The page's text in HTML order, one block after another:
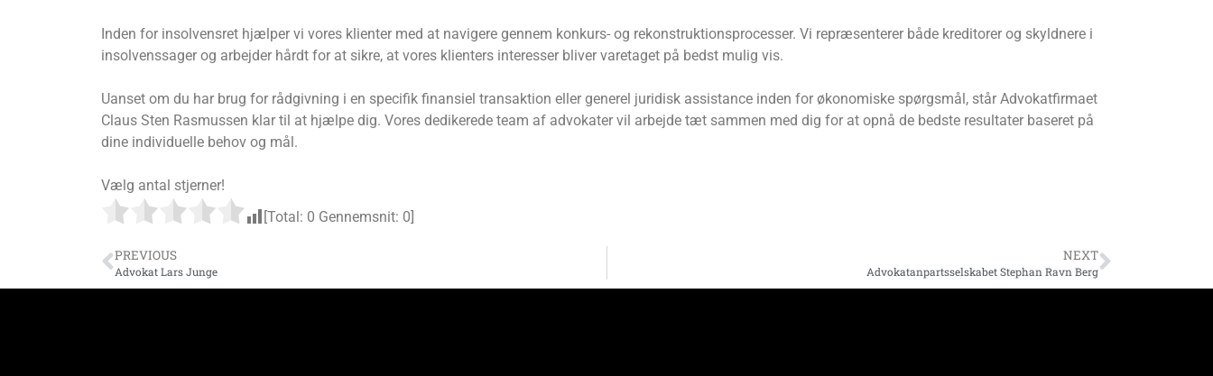
Inden for insolvensret hjælper vi vores klienter med at navigere gennem konkurs- og rekonstruktionsprocesser. Vi repræsenterer både kreditorer og skyldnere i
insolvenssager og arbejder hårdt for at sikre, at vores klienters interesser bliver varetaget på bedst mulig vis.
Uanset om du har brug for rådgivning i en specifik finansiel transaktion eller generel juridisk assistance inden for økonomiske spørgsmål, står Advokatfirmaet
Claus Sten Rasmussen klar til at hjælpe dig. Vores dedikerede team af advokater vil arbejde tæt sammen med dig for at opnå de bedste resultater baseret på
dine individuelle behov og mål.
Vælg antal stjerner!
[Total: 0 Gennemsnit: 0]
PREVIOUS
Advokat Lars Junge
NEXT
Advokatanpartsselskabet Stephan Ravn Berg